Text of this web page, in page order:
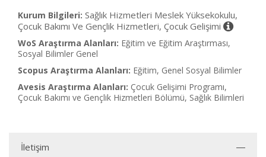
Kurum Bilgileri: Sağlık Hizmetleri Meslek Yüksekokulu,
Çocuk Bakımı Ve Gençlik Hizmetleri, Çocuk Gelişimi
WoS Araştırma Alanları: Eğitim ve Eğitim Araştırması,
Sosyal Bilimler Genel
Scopus Araştırma Alanları: Eğitim, Genel Sosyal Bilimler
Avesis Araştırma Alanları: Çocuk Gelişimi Programı,
Çocuk Bakımı ve Gençlik Hizmetleri Bölümü, Sağlık Bilimleri
İletişim